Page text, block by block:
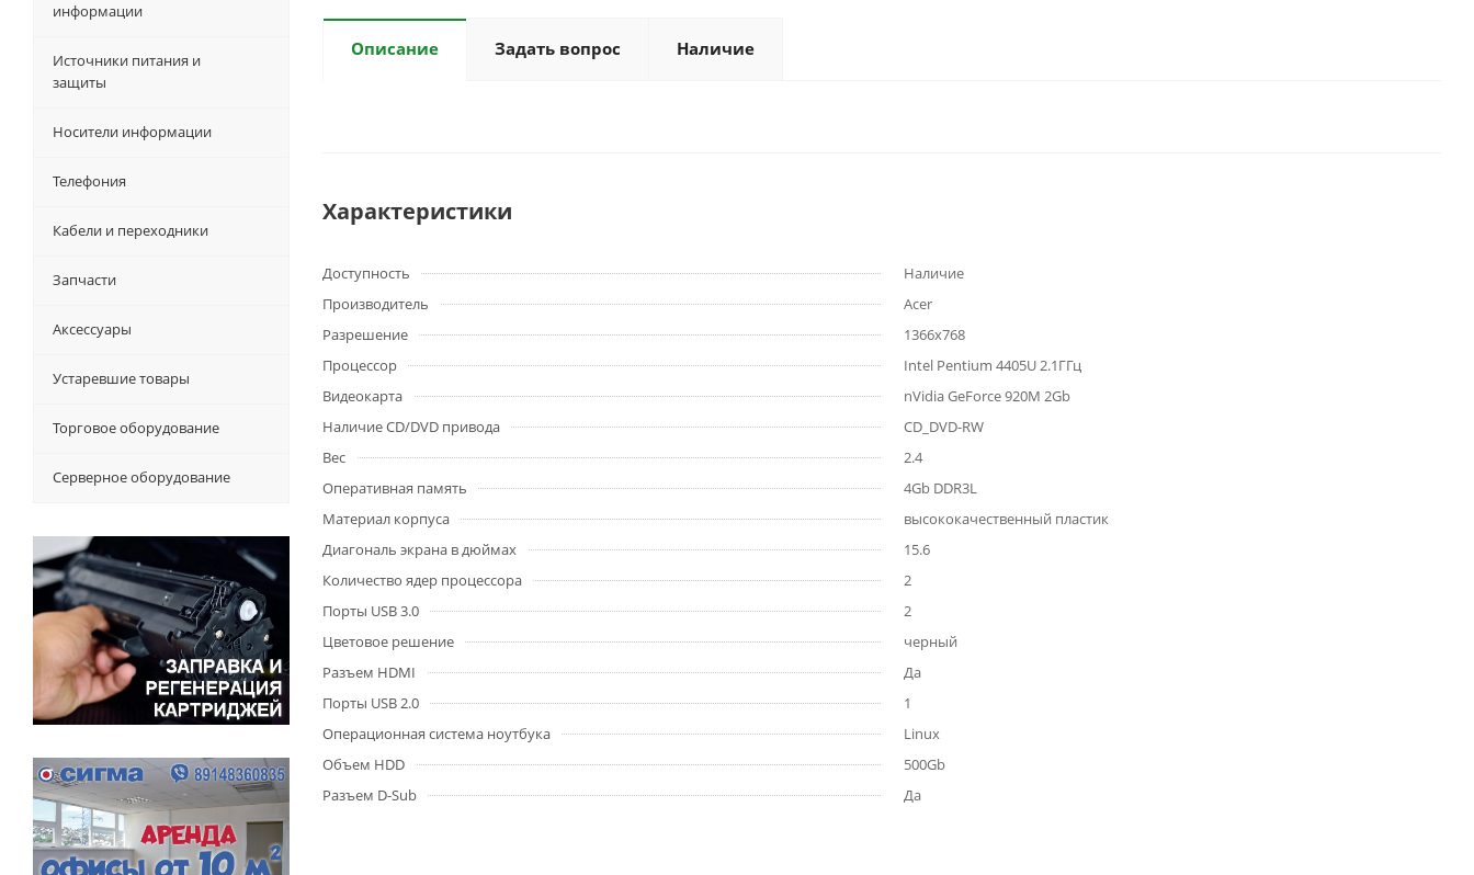
Описание Задать вопрос Наличие
Характеристики
Доступность
Наличие
Производитель
Acer
Разрешение
1366x768
Процессор
Intel Pentium 4405U 2.1ГГц
Видеокарта
nVidia GeForce 920M 2Gb
Наличие CD/DVD привода
CD_DVD-RW
Вес
2.4
Оперативная память
4Gb DDR3L
Материал корпуса
высококачественный пластик
Диагональ экрана в дюймах
15.6
Количество ядер процессора
2
Порты USB 3.0
2
Цветовое решение
черный
Разъем HDMI
Да
Порты USB 2.0
1
Операционная система ноутбука
Linux
Объем HDD
500Gb
Разъем D-Sub
Да
информации
Источники питания и
защиты
Носители информации
Телефония
Кабели и переходники
Запчасти
Аксессуары
Устаревшие товары
Торговое оборудование
Серверное оборудование